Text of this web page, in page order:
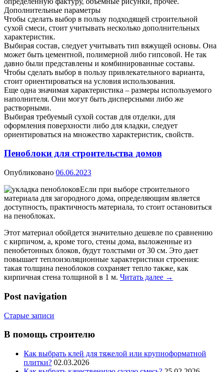
Дополнительные параметры
Чтобы сделать выбор в пользу подходящей строительной
сухой смеси, стоит учитывать несколько дополнительных
характеристик.
Выбирая состав, следует учитывать тип вяжущей основы. Она
может быть цементной, полимерной либо гипсовой. Не так
давно были представлены и комбинированные составы.
Чтобы сделать выбор в пользу привлекательного варианта,
стоит ориентироваться на условия использования.
Еще одна значимая характеристика – размеры используемого
наполнителя. Они могут быть дисперсными либо же
растворными.
Выбирая требуемый сухой состав для отделки, для
оформления поверхности либо для кладки, следует
ориентироваться на множество характеристик, свойств.
Пеноблоки для строительства домов
Опубликовано 06.06.2023
Если при выборе строительного
материала для загородного дома, определяющим является
доступность, практичность материала, то стоит остановиться
на пеноблоках.
Этот материал обойдется значительно дешевле по сравнению
с кирпичом, а, кроме того, стены дома, выложенные из
пенобетонных блоков, будут толстыми от 30 см. Это дает
повышает теплоизоляционные характеристики строения:
такая толщина пеноблоков сохраняет тепло также, как
кирпичная стена толщиной в 1 м. Читать далее →
Post navigation
Старые записи
В помощь строителю
Как выбрать клей для тяжелой или крупноформатной
плитки? 02.03.2026